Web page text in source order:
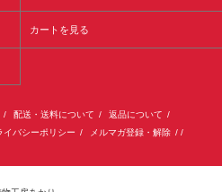
カートを見る
/ 配送・送料について / 返品について /
イバシーポリシー / メルマガ登録・解除 / /